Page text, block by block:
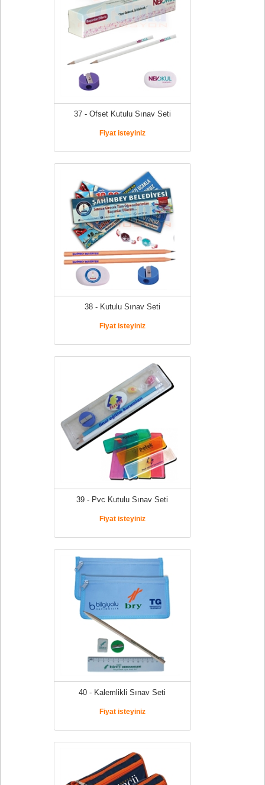
37 - Ofset Kutulu Sınav Seti
Fiyat isteyiniz
38 - Kutulu Sınav Seti
Fiyat isteyiniz
39 - Pvc Kutulu Sınav Seti
Fiyat isteyiniz
40 - Kalemlikli Sınav Seti
Fiyat isteyiniz